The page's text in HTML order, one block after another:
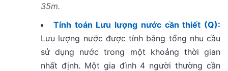
35m.
Tính toán Lưu lượng nước cần thiết (Q):
Lưu lượng nước được tính bằng tổng nhu cầu
sử dụng nước trong một khoảng thời gian
nhất định. Một gia đình 4 người thường cần